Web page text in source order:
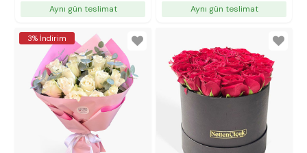
Aynı gün teslimat Aynı gün teslimat
3% İndirim